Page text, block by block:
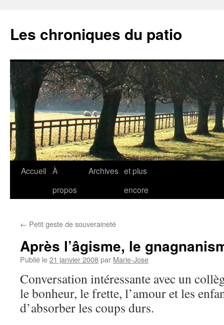
contenu
Les chroniques du patio
Accueil À
propos
Archives et plus
encore
← Petit geste de souveraineté
Après l’âgisme, le
Publié le21 janvier 2008par Marie-Jose
Conversation intéressante avec un
le bonheur, le frette, l’amour et les
d’absorber les coups durs.